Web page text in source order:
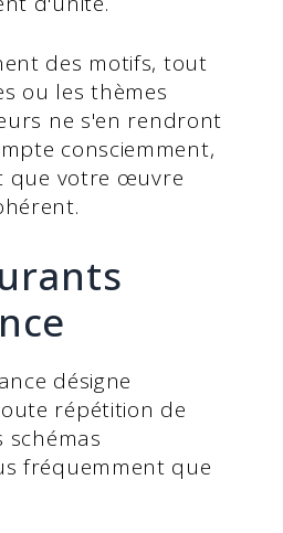
des motifs, tout
ou les thèmes
ne s'en rendront
consciemment,
que votre œuvre
désigne
répétition de
schémas
fréquemment que